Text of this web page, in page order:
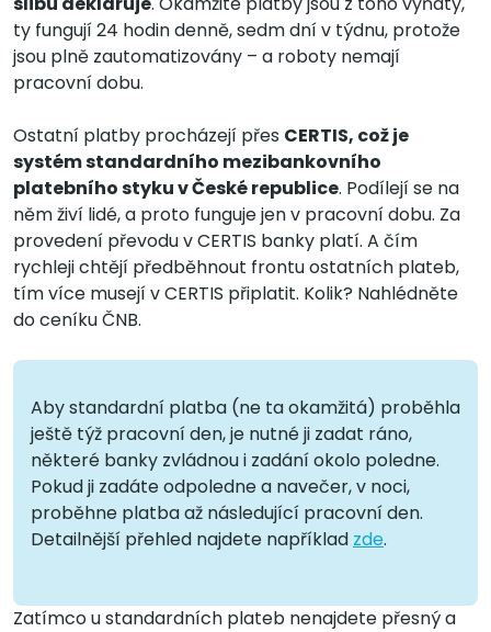
ty fungují 24 hodin denně, sedm dní v týdnu, protože
jsou plně zautomatizovány – a roboty nemají
pracovní dobu.
Ostatní platby procházejí přes CERTIS, což je
systém standardního mezibankovního
platebního styku v České republice. Podílejí se na
něm živí lidé, a proto funguje jen v pracovní dobu. Za
provedení převodu v CERTIS banky platí. A čím
rychleji chtějí předběhnout frontu ostatních plateb,
tím více musejí v CERTIS připlatit. Kolik? Nahlédněte
do ceníku ČNB.
Aby standardní platba (ne ta okamžitá) proběhla
ještě týž pracovní den, je nutné ji zadat ráno,
některé banky zvládnou i zadání okolo poledne.
Pokud ji zadáte odpoledne a navečer, v noci,
proběhne platba až následující pracovní den.
Detailnější přehled najdete například zde.
Zatímco u standardních plateb nenajdete přesný a